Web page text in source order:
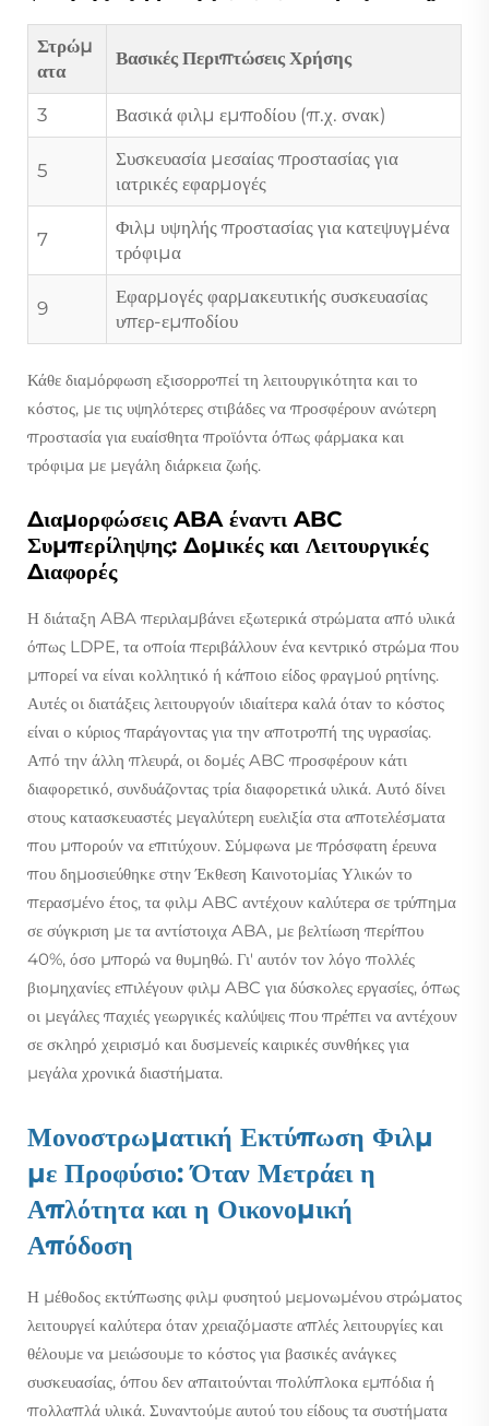
Στρώμ
ατα
Βασικές Περιπτώσεις Χρήσης
3 Βασικά φιλμ εμποδίου (π.χ. σνακ)
5
Συσκευασία μεσαίας προστασίας για
ιατρικές εφαρμογές
7
Φιλμ υψηλής προστασίας για κατεψυγμένα
τρόφιμα
9
Εφαρμογές φαρμακευτικής συσκευασίας
υπερ-εμποδίου
Κάθε διαμόρφωση εξισορροπεί τη λειτουργικότητα και το
κόστος, με τις υψηλότερες στιβάδες να προσφέρουν ανώτερη
προστασία για ευαίσθητα προϊόντα όπως φάρμακα και
τρόφιμα με μεγάλη διάρκεια ζωής.
Διαμορφώσεις ABA έναντι ABC
Συμπερίληψης: Δομικές και Λειτουργικές
Διαφορές
Η διάταξη ABA περιλαμβάνει εξωτερικά στρώματα από υλικά
όπως LDPE, τα οποία περιβάλλουν ένα κεντρικό στρώμα που
μπορεί να είναι κολλητικό ή κάποιο είδος φραγμού ρητίνης.
Αυτές οι διατάξεις λειτουργούν ιδιαίτερα καλά όταν το κόστος
είναι ο κύριος παράγοντας για την αποτροπή της υγρασίας.
Από την άλλη πλευρά, οι δομές ABC προσφέρουν κάτι
διαφορετικό, συνδυάζοντας τρία διαφορετικά υλικά. Αυτό δίνει
στους κατασκευαστές μεγαλύτερη ευελιξία στα αποτελέσματα
που μπορούν να επιτύχουν. Σύμφωνα με πρόσφατη έρευνα
που δημοσιεύθηκε στην Έκθεση Καινοτομίας Υλικών το
περασμένο έτος, τα φιλμ ABC αντέχουν καλύτερα σε τρύπημα
σε σύγκριση με τα αντίστοιχα ABA, με βελτίωση περίπου
40%, όσο μπορώ να θυμηθώ. Γι' αυτόν τον λόγο πολλές
βιομηχανίες επιλέγουν φιλμ ABC για δύσκολες εργασίες, όπως
οι μεγάλες παχιές γεωργικές καλύψεις που πρέπει να αντέχουν
σε σκληρό χειρισμό και δυσμενείς καιρικές συνθήκες για
μεγάλα χρονικά διαστήματα.
Μονοστρωματική Εκτύπωση Φιλμ
με Προφύσιο: Όταν Μετράει η
Απλότητα και η Οικονομική
Απόδοση
Η μέθοδος εκτύπωσης φιλμ φυσητού μεμονωμένου στρώματος
λειτουργεί καλύτερα όταν χρειαζόμαστε απλές λειτουργίες και
θέλουμε να μειώσουμε το κόστος για βασικές ανάγκες
συσκευασίας, όπου δεν απαιτούνται πολύπλοκα εμπόδια ή
πολλαπλά υλικά. Συναντούμε αυτού του είδους τα συστήματα